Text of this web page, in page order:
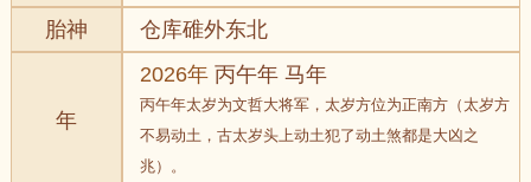
胎神
仓库碓外东北
年
2026年 丙午年 马年
丙午年太岁为文哲大将军，太岁方位为正南方（太岁方
不易动土，古太岁头上动土犯了动土煞都是大凶之
兆）。